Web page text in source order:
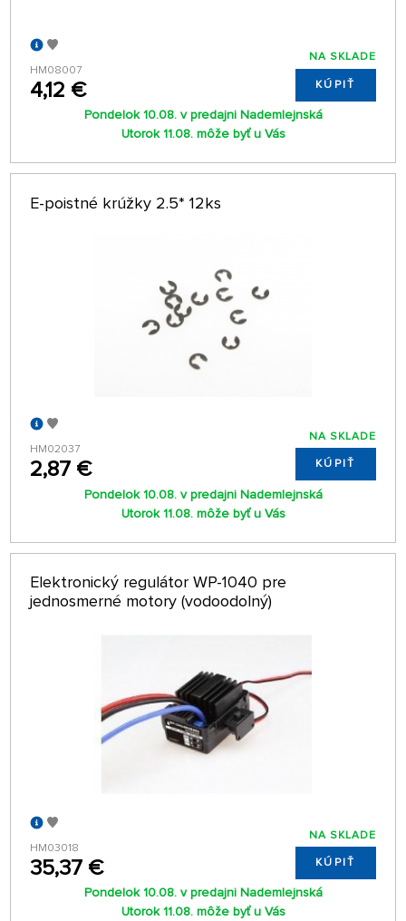
HM08007
4,12 €
NA SKLADE
KÚPIŤ
Pondelok 10.08. v predajni Nademlejnská
Utorok 11.08. môže byť u Vás
E-poistné krúžky 2.5* 12ks
HM02037
2,87 €
NA SKLADE
KÚPIŤ
Pondelok 10.08. v predajni Nademlejnská
Utorok 11.08. môže byť u Vás
Elektronický regulátor WP-1040 pre
jednosmerné motory (vodoodolný)
HM03018
35,37 €
NA SKLADE
KÚPIŤ
Pondelok 10.08. v predajni Nademlejnská
Utorok 11.08. môže byť u Vás